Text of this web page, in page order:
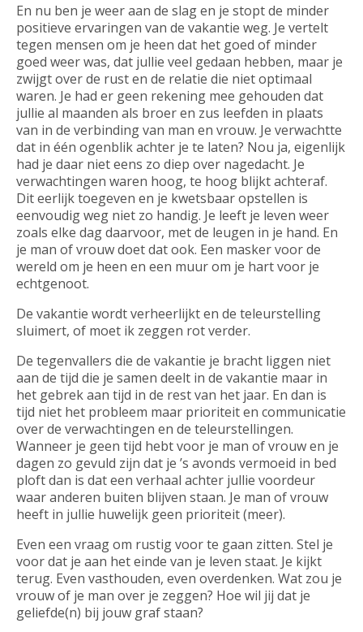
En nu ben je weer aan de slag en je stopt de minder
positieve ervaringen van de vakantie weg. Je vertelt
tegen mensen om je heen dat het goed of minder
goed weer was, dat jullie veel gedaan hebben, maar je
zwijgt over de rust en de relatie die niet optimaal
waren. Je had er geen rekening mee gehouden dat
jullie al maanden als broer en zus leefden in plaats
van in de verbinding van man en vrouw. Je verwachtte
dat in één ogenblik achter je te laten? Nou ja, eigenlijk
had je daar niet eens zo diep over nagedacht. Je
verwachtingen waren hoog, te hoog blijkt achteraf.
Dit eerlijk toegeven en je kwetsbaar opstellen is
eenvoudig weg niet zo handig. Je leeft je leven weer
zoals elke dag daarvoor, met de leugen in je hand. En
je man of vrouw doet dat ook. Een masker voor de
wereld om je heen en een muur om je hart voor je
echtgenoot.
De vakantie wordt verheerlijkt en de teleurstelling
sluimert, of moet ik zeggen rot verder.
De tegenvallers die de vakantie je bracht liggen niet
aan de tijd die je samen deelt in de vakantie maar in
het gebrek aan tijd in de rest van het jaar. En dan is
tijd niet het probleem maar prioriteit en communicatie
over de verwachtingen en de teleurstellingen.
Wanneer je geen tijd hebt voor je man of vrouw en je
dagen zo gevuld zijn dat je ’s avonds vermoeid in bed
ploft dan is dat een verhaal achter jullie voordeur
waar anderen buiten blijven staan. Je man of vrouw
heeft in jullie huwelijk geen prioriteit (meer).
Even een vraag om rustig voor te gaan zitten. Stel je
voor dat je aan het einde van je leven staat. Je kijkt
terug. Even vasthouden, even overdenken. Wat zou je
vrouw of je man over je zeggen? Hoe wil jij dat je
geliefde(n) bij jouw graf staan?